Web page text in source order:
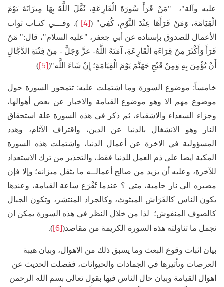
عليه وآلة"، "مَنْ قَرَأَ سُورَةَ الْقَارِعَةِ، ثَقَّلَ‏ اللَّهُ‏ بِهَا مِيزَانَهُ يَوْمَ
الْقِيَامَة، وَمَنْ قَرَأَهَا عِنْدَ النَّوْمِ، كُفِي"‏ ([4] ). وفـــي كتـاب ثواب
الأعمال للصدوق بإسناده عن أبي جعفر، "عليه السلام"، قال:" مَنْ
قَرَأَ وَأَكْثَرَ مِنْ قِرَاءَةِ الْقَارِعَةِ، آمَنَهُ اللَّهُ- عزَّ وَجَلَّ - مِنْ فِتْنَةِ الدَّجَّالِ
أَنْ يُؤْمِنَ بِهِ وَمِنْ قَيْحِ جَهَنَّمَ يَوْمَ الْقِيَامَةِ؛ إِنْ شَاءَ اللَّه"([5]
)
خامساً: موضوع السورة وما اشتملت عليه: تتمحور السورة حول
موضوع مهم الا وهو موضوع القيامة والاخبار عن بعض أهوالها،
وجزاء السعداء والاشقياء، ثم ذكر في هذه السورة علة استحقاق
النار وهو الانشغال بالدنيا عن الدين، واقتراف الآثام، وهدد
المسؤولية في الاخرة عن أعمال الدنيا، واشتملت هذه السورة
المكية ايضا على ذم العمل للدنيا فقط، والتحذير من ترك الاستعداد
للآخرة، وعليه أن يزيد من صالح أعمالــه ما يثقل ميزانه؛ وإلا فإن
مصيره الى نار حامية، متى ؟ عندما تُقْرَع ساعة القيامة، وعندها
يكون الناس كالفَرَاش المبثوث، وكالجراد المنتشر، وتكون الجبال
كالصوف المنفوش؛ لذا من خلال النظر في هذه السورة يمكن ان
نجمل ما تناولته هذه السورة الكريمة من مقاصد([6]
).
بيان اثبات وقوع البعث وما يسبق ذلك من الاهوال، وبيان هيبة
العرصات وتأثيرها في الجمادات والحيوانات، ففصلت الحديث عن
اهوال القيامة وبيان حال الناس فيها بقول تعالى بسم الله الرحمن